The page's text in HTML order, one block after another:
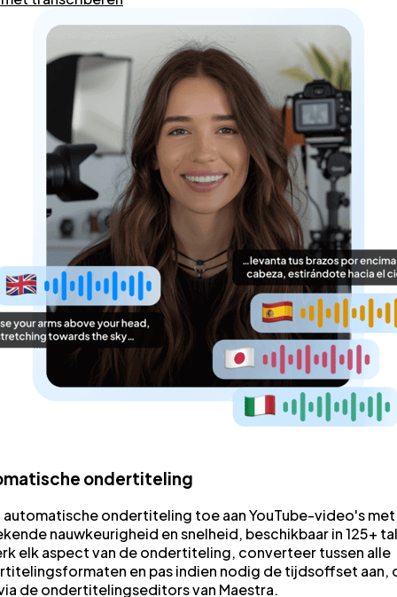
ondertiteling
automatische ondertiteling toe aan YouTube-video's met
nauwkeurigheid en snelheid, beschikbaar in 125+
elk aspect van de ondertiteling, converteer tussen alle
en pas indien nodig de tijdsoffset aan,
de ondertitelingseditors van Maestra.